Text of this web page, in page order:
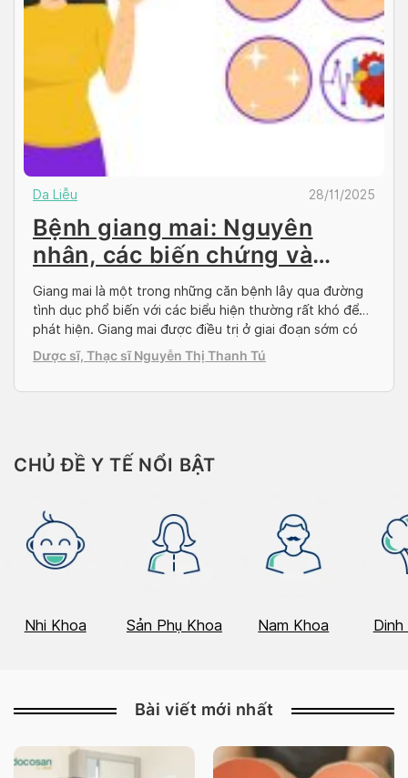
Da Liễu 28/11/2025
Bệnh giang mai: Nguyên
nhân, các biến chứng và
phòng ngừa
Giang mai là một trong những căn bệnh lây qua đường
tình dục phổ biến với các biểu hiện thường rất khó để
phát hiện. Giang mai được điều trị ở giai đoạn sớm có
thể được chữa khỏi hoàn toàn. Bài viết sau đây của
Docosan sẽ giới thiệu đến bạn đọc nguyên nhân, […]
Dược sĩ, Thạc sĩ Nguyễn Thị Thanh Tú
CHỦ ĐỀ Y TẾ NỔI BẬT
Nhi Khoa Sản Phụ Khoa Nam Khoa Dinh
Bài viết mới nhất